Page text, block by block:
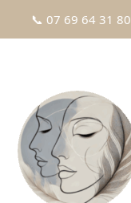
📞 07 69 64 31 80